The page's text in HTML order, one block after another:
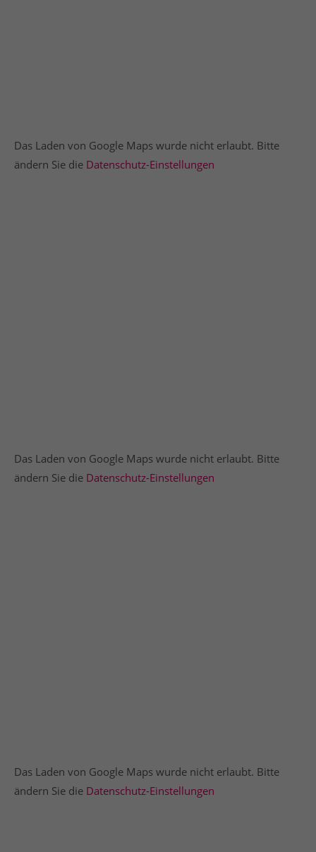
Das Laden von Google Maps wurde nicht erlaubt. Bitte
ändern Sie die Datenschutz-Einstellungen
Das Laden von Google Maps wurde nicht erlaubt. Bitte
ändern Sie die Datenschutz-Einstellungen
Das Laden von Google Maps wurde nicht erlaubt. Bitte
ändern Sie die Datenschutz-Einstellungen